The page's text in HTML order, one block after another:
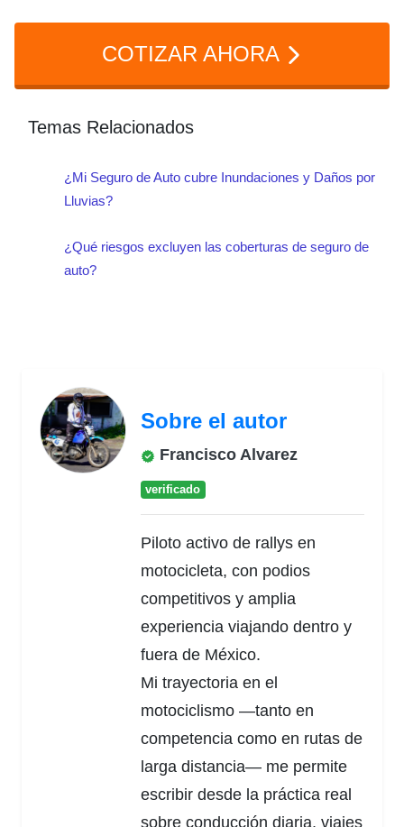
taller para una revisión completa de los
prenderlo porque el agua podría haber
dañado componentes eléctricos, el
sistema de escape o el motor. Llama a
un especialista y deja que inspeccionen
arrancar el vehículo.
COTIZAR AHORA
Temas Relacionados
¿Mi Seguro de Auto cubre Inundaciones y Daños por
Lluvias?
¿Qué riesgos excluyen las coberturas de seguro de
auto?
Sobre el autor
Francisco Alvarez
verificado
Piloto activo de rallys en
motocicleta, con podios
competitivos y amplia
experiencia viajando dentro y
fuera de México.
Mi trayectoria en el
motociclismo —tanto en
competencia como en rutas de
larga distancia— me permite
escribir desde la práctica real
sobre conducción diaria, viajes